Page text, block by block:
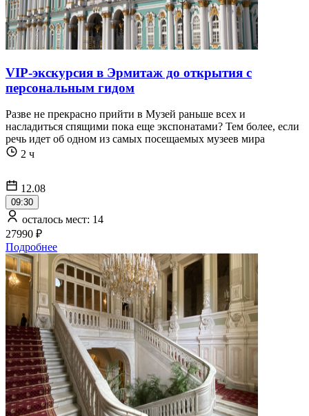
VIP-экскурсия в Эрмитаж до открытия с
персональным гидом
Разве не прекрасно прийти в Музей раньше всех и
насладиться спящими пока еще экспонатами? Тем более, если
речь идет об одном из самых посещаемых музеев мира
2 ч
12.08
09:30
осталось мест: 14
27990 ₽
Подробнее